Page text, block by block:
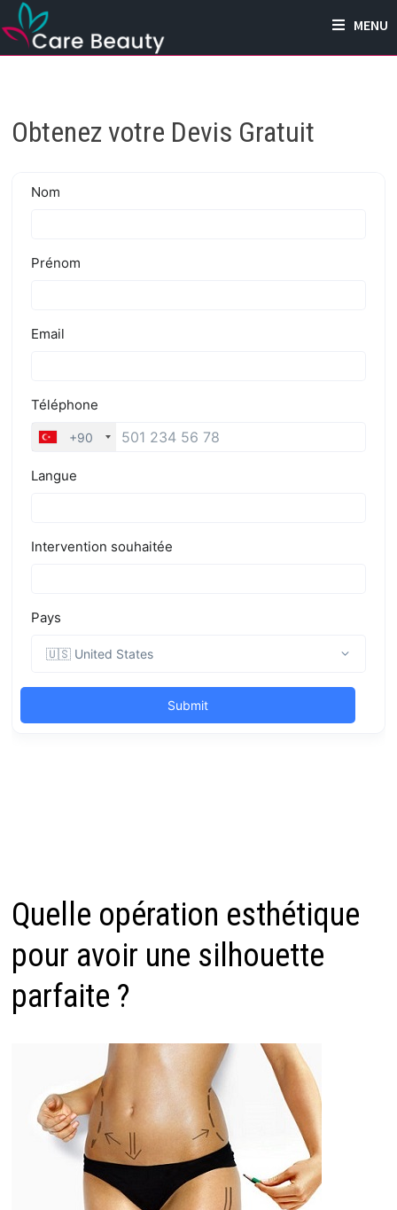
Passer
au
contenu
MENU
Obtenez votre Devis Gratuit
Quelle opération esthétique
pour avoir une silhouette
parfaite ?